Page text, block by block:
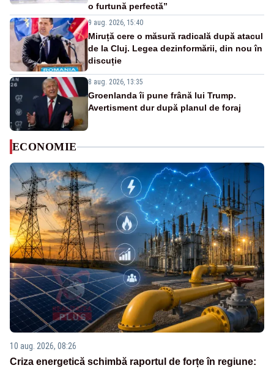
o furtună perfectă”
9 aug. 2026, 15:40
Miruță cere o măsură radicală după atacul
de la Cluj. Legea dezinformării, din nou în
discuție
8 aug. 2026, 13:35
Groenlanda îi pune frână lui Trump.
Avertisment dur după planul de foraj
ECONOMIE
10 aug. 2026, 08:26
Criza energetică schimbă raportul de forțe în regiune: